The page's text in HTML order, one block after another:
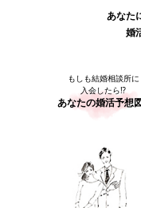
あなた
婚
もしも結婚相談所に
入会したら⁉
あなたの婚活予想図